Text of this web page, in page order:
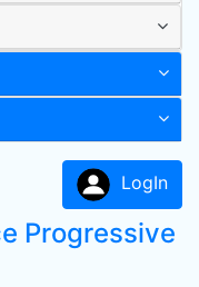
LogIn
Progressive